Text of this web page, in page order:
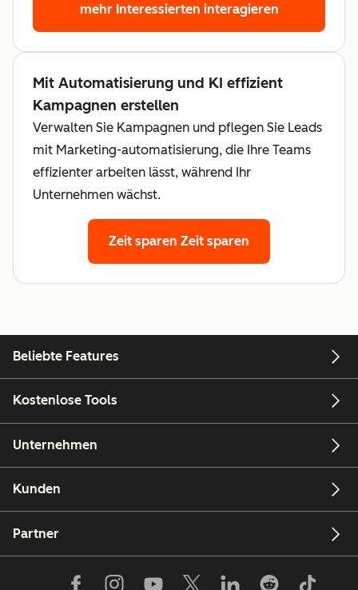
mehr Interessierten interagieren
Mit Automatisierung und KI effizient
Kampagnen erstellen
Verwalten Sie Kampagnen und pflegen Sie Leads
mit Marketing-automatisierung, die Ihre Teams
effizienter arbeiten lässt, während Ihr
Unternehmen wächst.
Zeit sparen Zeit sparen
Beliebte Features
Kostenlose Tools
Unternehmen
Kunden
Partner